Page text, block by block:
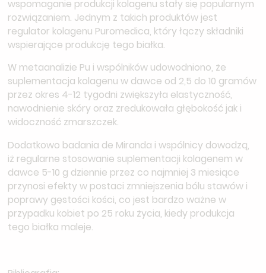
wspomaganie produkcji kolagenu stały się popularnym
rozwiązaniem. Jednym z takich produktów jest
regulator kolagenu Puromedica, który łączy składniki
wspierające produkcję tego białka.
W metaanalizie Pu i wspólników udowodniono, że
suplementacja kolagenu w dawce od 2,5 do 10 gramów
przez okres 4-12 tygodni zwiększyła elastyczność,
nawodnienie skóry oraz zredukowała głębokość jak i
widoczność zmarszczek.
Dodatkowo badania de Miranda i wspólnicy dowodzą,
iż regularne stosowanie suplementacji kolagenem w
dawce 5-10 g dziennie przez co najmniej 3 miesiące
przynosi efekty w postaci zmniejszenia bólu stawów i
poprawy gęstości kości, co jest bardzo ważne w
przypadku kobiet po 25 roku życia, kiedy produkcja
tego białka maleje.